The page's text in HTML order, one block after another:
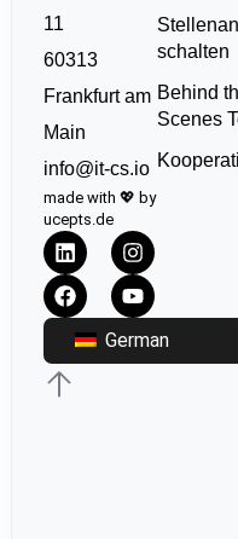
11
60313
Frankfurt am
Main
info@it-cs.io
made with 💖 by
ucepts.de
German
schalten
Behind
Scenes